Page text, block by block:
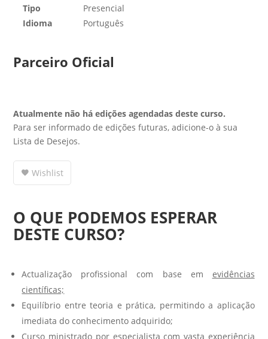
Tipo
Presencial
Idioma
Português
Parceiro Oficial
Atualmente não há edições agendadas deste curso.
Para ser informado de edições futuras, adicione-o à sua
Lista de Desejos.
Wishlist
O QUE PODEMOS ESPERAR
DESTE CURSO?
Actualização profissional com base em evidências
científicas;
Equilíbrio entre teoria e prática, permitindo a aplicação
imediata do conhecimento adquirido;
Curso ministrado por especialista com vasta experiência